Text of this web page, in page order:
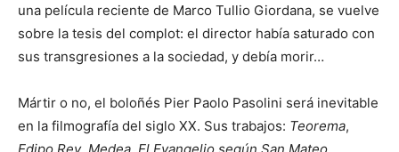
una película reciente de Marco Tullio Giordana, se vuelve
sobre la tesis del complot: el director había saturado con
sus transgresiones a la sociedad, y debía morir…
Mártir o no, el boloñés Pier Paolo Pasolini será inevitable
en la filmografía del siglo XX. Sus trabajos: Teorema,